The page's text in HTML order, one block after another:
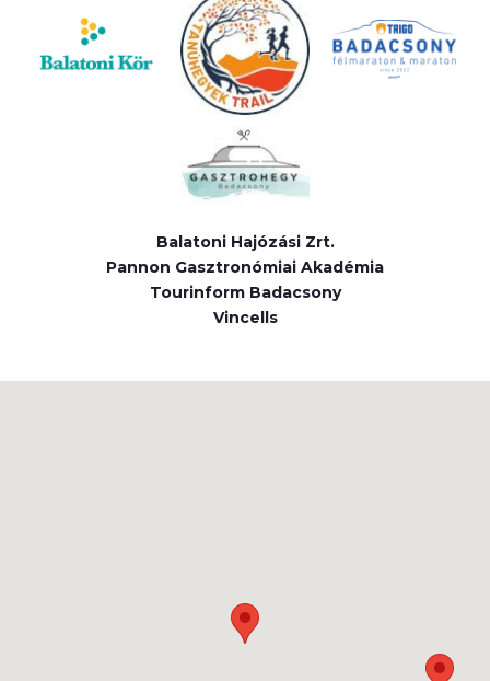
Balatoni Hajózási Zrt.
Pannon Gasztronómiai Akadémia
Tourinform Badacsony
Vincells